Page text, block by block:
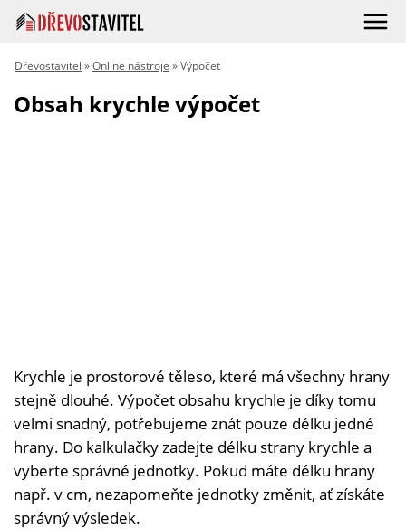
Dřevostavitel »Online nástroje » Výpočet
Obsah krychle výpočet
Krychle je prostorové těleso, které má všechny hrany
stejně dlouhé. Výpočet obsahu krychle je díky tomu
velmi snadný, potřebujeme znát pouze délku jedné
hrany. Do kalkulačky zadejte délku strany krychle a
vyberte správné jednotky. Pokud máte délku hrany
např. v cm, nezapomeňte jednotky změnit, ať získáte
správný výsledek.